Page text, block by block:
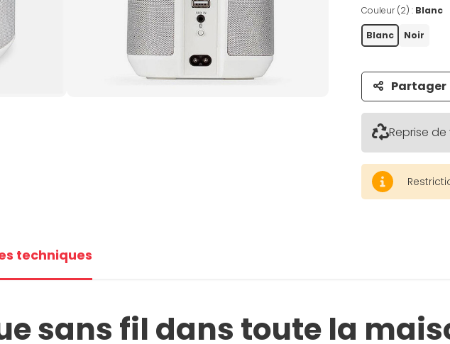
Couleur (2) : Blanc
Blanc Noir
Partager
Reprise
techniques
sans fil dans toute la